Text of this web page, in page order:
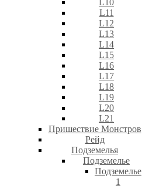
L10
L11
L12
L13
L14
L15
L16
L17
L18
L19
L20
L21
Пришествие Монстров
Рейд
Подземелья
Подземелье
Подземелье
1